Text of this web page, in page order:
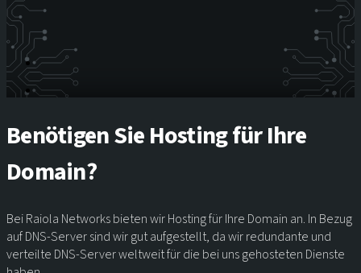
Benötigen Sie Hosting für Ihre
Domain?
Bei Raiola Networks bieten wir Hosting für Ihre Domain an. In Bezug
auf DNS-Server sind wir gut aufgestellt, da wir redundante und
verteilte DNS-Server weltweit für die bei uns gehosteten Dienste